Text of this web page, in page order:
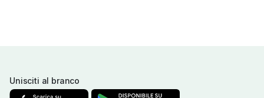
Unisciti al branco